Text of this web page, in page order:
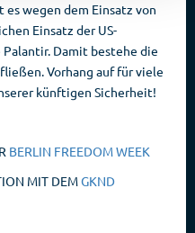
wegen dem Einsatz von
Einsatz der US-
Damit bestehe die
Vorhang auf für viele
künftigen Sicherheit!
BERLIN FREEDOM WEEK
MIT DEMGKND